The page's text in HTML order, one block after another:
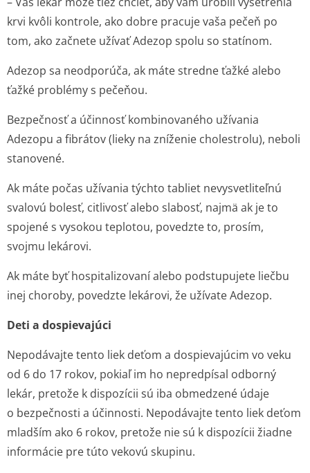
krvi kvôli kontrole, ako dobre pracuje vaša pečeň po
tom, ako začnete užívať Adezop spolu so statínom.
Adezop sa neodporúča, ak máte stredne ťažké alebo
ťažké problémy s pečeňou.
Bezpečnosť a účinnosť kombinovaného užívania
Adezopu a fibrátov (lieky na zníženie cholestrolu), neboli
stanovené.
Ak máte počas užívania týchto tabliet nevysvetliteľnú
svalovú bolesť, citlivosť alebo slabosť, najmä ak je to
spojené s vysokou teplotou, povedzte to, prosím,
svojmu lekárovi.
Ak máte byť hospitalizovaní alebo podstupujete liečbu
inej choroby, povedzte lekárovi, že užívate Adezop.
Deti a dospievajúci
Nepodávajte tento liek deťom a dospievajúcim vo veku
od 6 do 17 rokov, pokiaľ im ho nepredpísal odborný
lekár, pretože k dispozícii sú iba obmedzené údaje
o bezpečnosti a účinnosti. Nepodávajte tento liek deťom
mladším ako 6 rokov, pretože nie sú k dispozícii žiadne
informácie pre túto vekovú skupinu.